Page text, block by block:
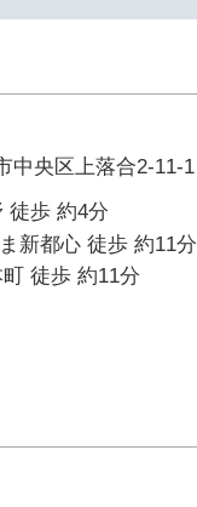
中央区上落合2-11-1
徒歩 約4分
新都心 徒歩 約11分
徒歩 約11分